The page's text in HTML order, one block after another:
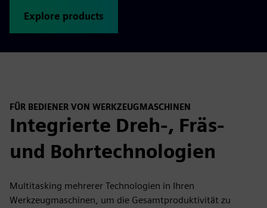
Explore products
FÜR BEDIENER VON WERKZEUGMASCHINEN
Integrierte Dreh-, Fräs-
und Bohrtechnologien
Multitasking mehrerer Technologien in Ihren
Werkzeugmaschinen, um die Gesamtproduktivität zu